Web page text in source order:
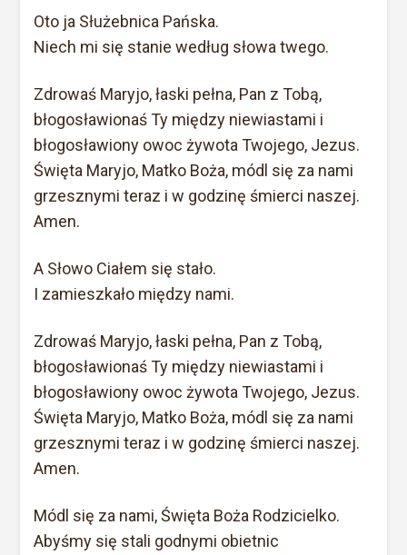
Oto ja Służebnica Pańska.
Niech mi się stanie według słowa twego.
Zdrowaś Maryjo, łaski pełna, Pan z Tobą,
błogosławionaś Ty między niewiastami i
błogosławiony owoc żywota Twojego, Jezus.
Święta Maryjo, Matko Boża, módl się za nami
grzesznymi teraz i w godzinę śmierci naszej.
Amen.
A Słowo Ciałem się stało.
I zamieszkało między nami.
Zdrowaś Maryjo, łaski pełna, Pan z Tobą,
błogosławionaś Ty między niewiastami i
błogosławiony owoc żywota Twojego, Jezus.
Święta Maryjo, Matko Boża, módl się za nami
grzesznymi teraz i w godzinę śmierci naszej.
Amen.
Módl się za nami, Święta Boża Rodzicielko.
Abyśmy się stali godnymi obietnic